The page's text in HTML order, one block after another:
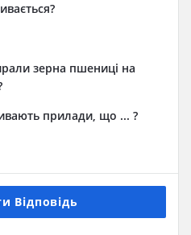
зерна пшениці на
прилади, що ... ?
Відповідь